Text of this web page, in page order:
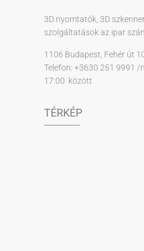
3D nyomtatók, 3D
szolgáltatások az ipar
1106 Budapest, Fehér út
Telefon: +3630 251 9991
17:00 között
TÉRKÉP